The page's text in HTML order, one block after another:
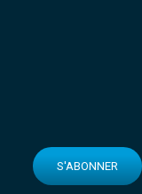
S'ABONNER